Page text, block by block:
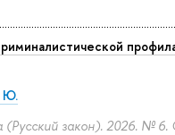
Ю.
(Русский закон). 2026. № 6.